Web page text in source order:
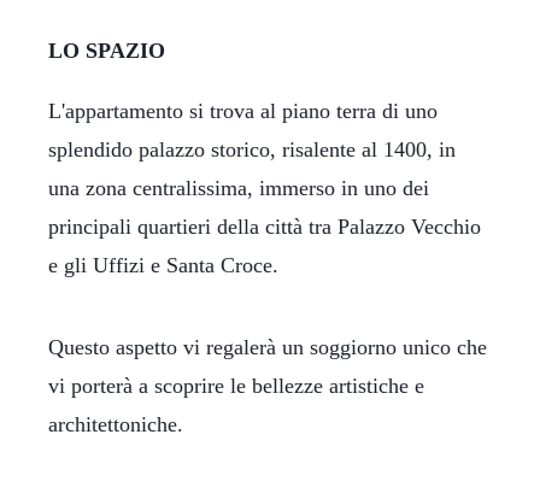
LO SPAZIO
L'appartamento si trova al piano terra di uno
splendido palazzo storico, risalente al 1400, in
una zona centralissima, immerso in uno dei
principali quartieri della città tra Palazzo Vecchio
e gli Uffizi e Santa Croce.
Questo aspetto vi regalerà un soggiorno unico che
vi porterà a scoprire le bellezze artistiche e
architettoniche.